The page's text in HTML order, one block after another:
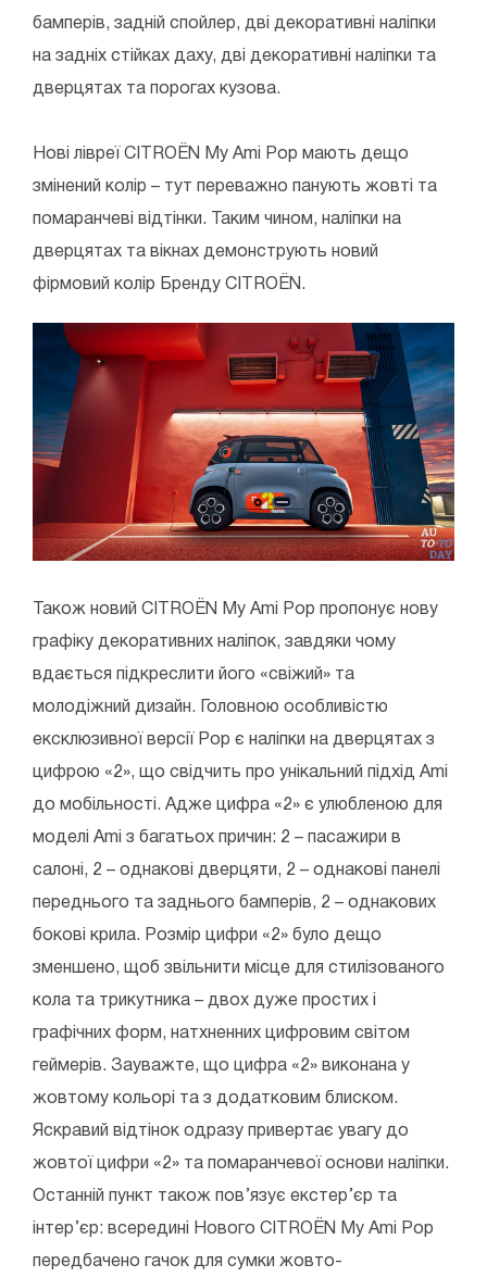
бамперів, задній спойлер, дві декоративні наліпки
на задніх стійках даху, дві декоративні наліпки та
дверцятах та порогах кузова.
Нові лівреї CITROЁN My Ami Pop мають дещо
змінений колір – тут переважно панують жовті та
помаранчеві відтінки. Таким чином, наліпки на
дверцятах та вікнах демонструють новий
фірмовий колір Бренду CITROЁN.
Також новий CITROЁN My Ami Pop пропонує нову
графіку декоративних наліпок, завдяки чому
вдається підкреслити його «свіжий» та
молодіжний дизайн. Головною особливістю
ексклюзивної версії Pop є наліпки на дверцятах з
цифрою «2», що свідчить про унікальний підхід Ami
до мобільності. Адже цифра «2» є улюбленою для
моделі Ami з багатьох причин: 2 – пасажири в
салоні, 2 – однакові дверцяти, 2 – однакові панелі
переднього та заднього бамперів, 2 – однакових
бокові крила. Розмір цифри «2» було дещо
зменшено, щоб звільнити місце для стилізованого
кола та трикутника – двох дуже простих і
графічних форм, натхненних цифровим світом
геймерів. Зауважте, що цифра «2» виконана у
жовтому кольорі та з додатковим блиском.
Яскравий відтінок одразу привертає увагу до
жовтої цифри «2» та помаранчевої основи наліпки.
Останній пункт також пов’язує екстер’єр та
інтер’єр: всередині Нового CITROЁN My Ami Pop
передбачено гачок для сумки жовто-